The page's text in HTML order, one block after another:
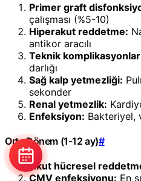
Primer graft
çalışması (%5-10)
Hiperakut reddetme:
antikor aracılı
Teknik
darlığı
Sağ kalp yetmezliği:
sekonder
Renal yetmezlik:
Enfeksiyon: Bakteriyel,
Orta Dönem (1-12 ay)#
Akut hücresel
CMV enfeksiyonu: En